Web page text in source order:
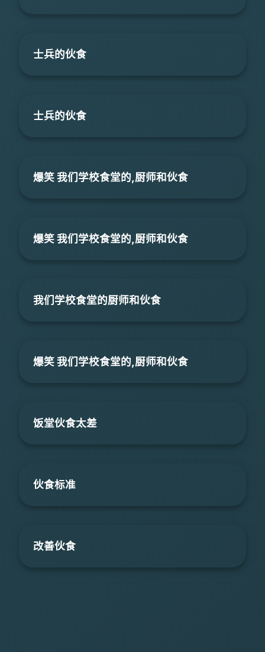
士兵的伙食
士兵的伙食
爆笑 我们学校食堂的,厨师和伙食
爆笑 我们学校食堂的,厨师和伙食
我们学校食堂的厨师和伙食
爆笑 我们学校食堂的,厨师和伙食
饭堂伙食太差
伙食标准
改善伙食